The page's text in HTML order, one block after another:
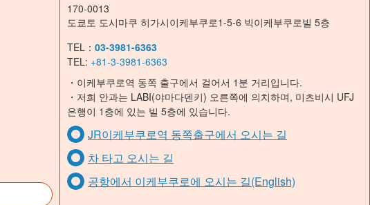
170-0013
도쿄토 도시마쿠 히가시이케부쿠로1-5-6 빅이케부쿠로빌 5층
TEL： 03-3981-6363
TEL: +81-3-3981-6363
・이케부쿠로역 동쪽 출구에서 걸어서 1분 거리입니다.
・저희 안과는 LABI(야마다덴키) 오른쪽에 의치하며, 미츠비시 UFJ
은행이 1층에 있는 빌 5층에 있습니다.
JR이케부쿠로역 동쪽출구에서 오시는 길
차 타고 오시는 길
공항에서 이케부쿠로에 오시는 길(English)